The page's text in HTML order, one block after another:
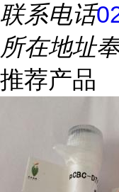
联系电话
所在地址
推荐产品